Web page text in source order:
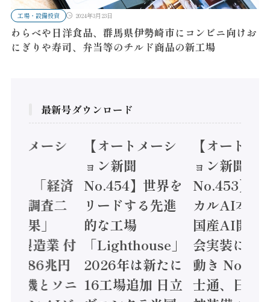
工場・設備投資 2024年3月23日
わらべや日洋食品、群馬県伊勢崎市にコンビニ向けお
にぎりや寿司、弁当等のチルド商品の新工場
最新号ダウンロード
トメーシ
】「経済
態調査二
結果」
年製造業 付
額86兆円
電機とソニ
【オートメーシ
ョン新聞
No.454】世界を
リードする先進
的な工場
「Lighthouse」
2026年は新たに
16工場追加 日立
【オートメ
ョン新聞
No.453】フ
カルAI本格
国産AI開発
会実装に活
動き
士通、日立